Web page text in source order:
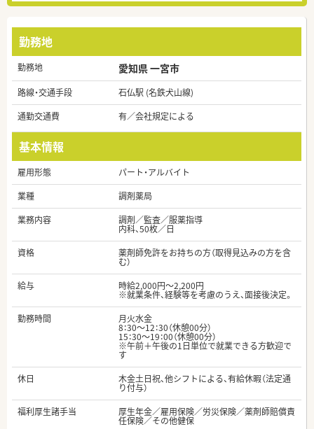
勤務地
勤務地 愛知県 一宮市
路線・交通手段
石仏駅 (名鉄犬山線)
通勤交通費
有／会社規定による
基本情報
雇用形態
パート・アルバイト
業種
調剤薬局
業務内容
調剤／監査／服薬指導
内科、50枚／日
資格
薬剤師免許をお持ちの方（取得見込みの方を含
む）
給与
時給2,000円～2,200円
※就業条件、経験等を考慮のうえ、面接後決定。
勤務時間
月火水金
8：30～12：30（休憩00分）
15：30～19：00（休憩00分）
※午前＋午後の1日単位で就業できる方歓迎で
す
休日
木金土日祝、他シフトによる、有給休暇（法定通
り付与）
福利厚生諸手当
厚生年金／雇用保険／労災保険／薬剤師賠償責
任保険／その他健保